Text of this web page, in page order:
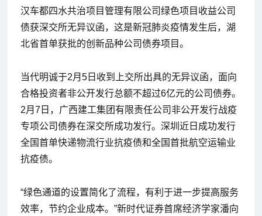
汉车都四水共治项目管理有限公司绿色项目收益公司
债获深交所无异议函，这是新冠肺炎疫情发生后，湖
北省首单获批的创新品种公司债券项目。
当代明诚于2月5日收到上交所出具的无异议函，面向
合格投资者非公开发行总额不超过6亿元的公司债券。
2月7日，广西建工集团有限责任公司非公开发行战疫
专项公司债券在深交所成功发行。深圳近日成功发行
全国首单快递物流行业抗疫债和全国首批航空运输业
抗疫债。
“绿色通道的设置简化了流程，有利于进一步提高服务
效率，节约企业成本。”新时代证券首席经济学家潘向